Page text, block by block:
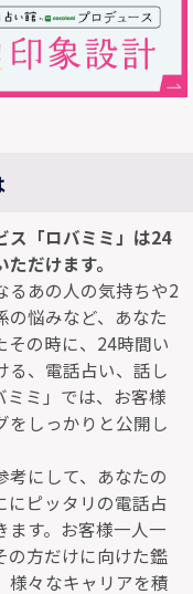
ス「ロバミミ」は24
だけます。
るあの人の気持ちや2
の悩みなど、あなた
その時に、24時間い
る、電話占い、話し
ミミ」では、お客様
をしっかりと公開し
考にして、あなたの
にピッタリの電話占
ます。お客様一人一
の方だけに向けた鑑
様々なキャリアを積